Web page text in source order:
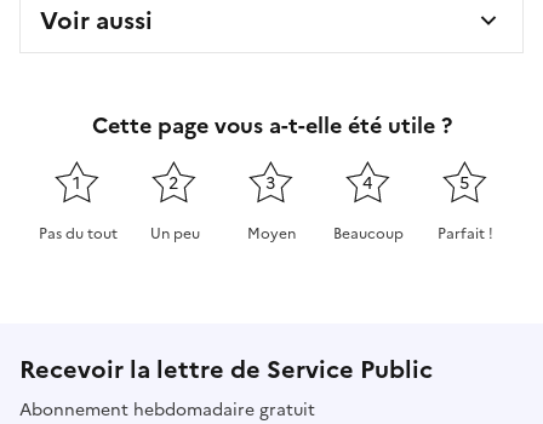
Voir aussi
Cette page vous a-t-elle été utile ?
1
Pas du tout
2
Un peu
3
Moyen
4
Beaucoup
5
Parfait !
Recevoir la lettre de Service Public
Abonnement hebdomadaire gratuit